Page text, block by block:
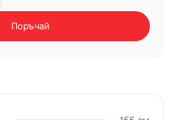
Поръчай